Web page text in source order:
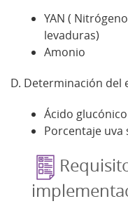
YAN (
levaduras)
Amonio
D. Determinación del
Ácido glucónico
Porcentaje